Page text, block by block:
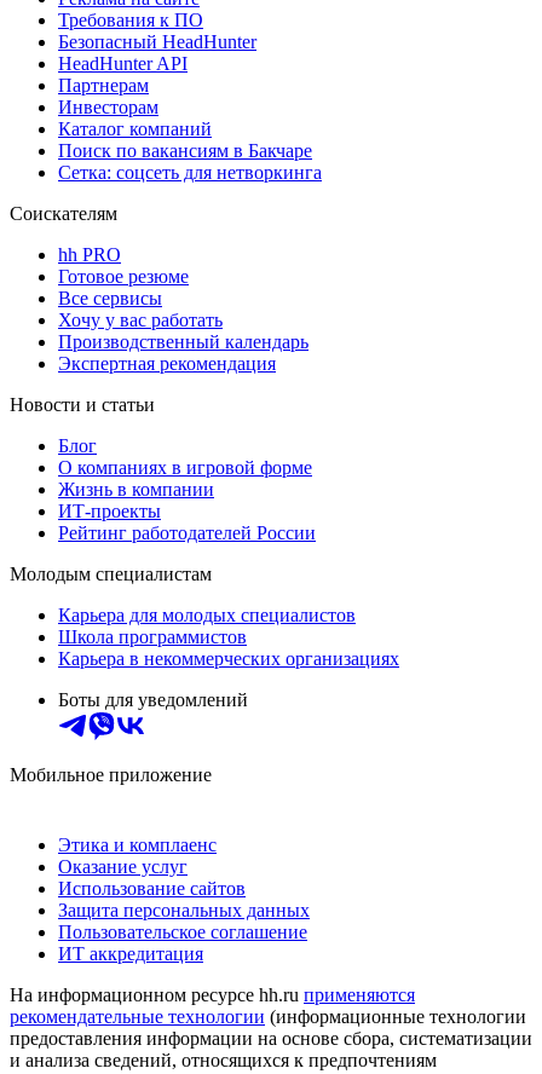
Требования к ПО
Безопасный HeadHunter
HeadHunter API
Партнерам
Инвесторам
Каталог компаний
Поиск по вакансиям в Бакчаре
Сетка: соцсеть для нетворкинга
Соискателям
hh PRO
Готовое резюме
Все сервисы
Хочу у вас работать
Производственный календарь
Экспертная рекомендация
Новости и статьи
Блог
О компаниях в игровой форме
Жизнь в компании
ИТ-проекты
Рейтинг работодателей России
Молодым специалистам
Карьера для молодых специалистов
Школа программистов
Карьера в некоммерческих организациях
Боты для уведомлений
Мобильное приложение
Этика и комплаенс
Оказание услуг
Использование сайтов
Защита персональных данных
Пользовательское соглашение
ИТ аккредитация
На информационном ресурсе hh.ru применяются
рекомендательные технологии (информационные технологии
предоставления информации на основе сбора, систематизации
и анализа сведений, относящихся к предпочтениям